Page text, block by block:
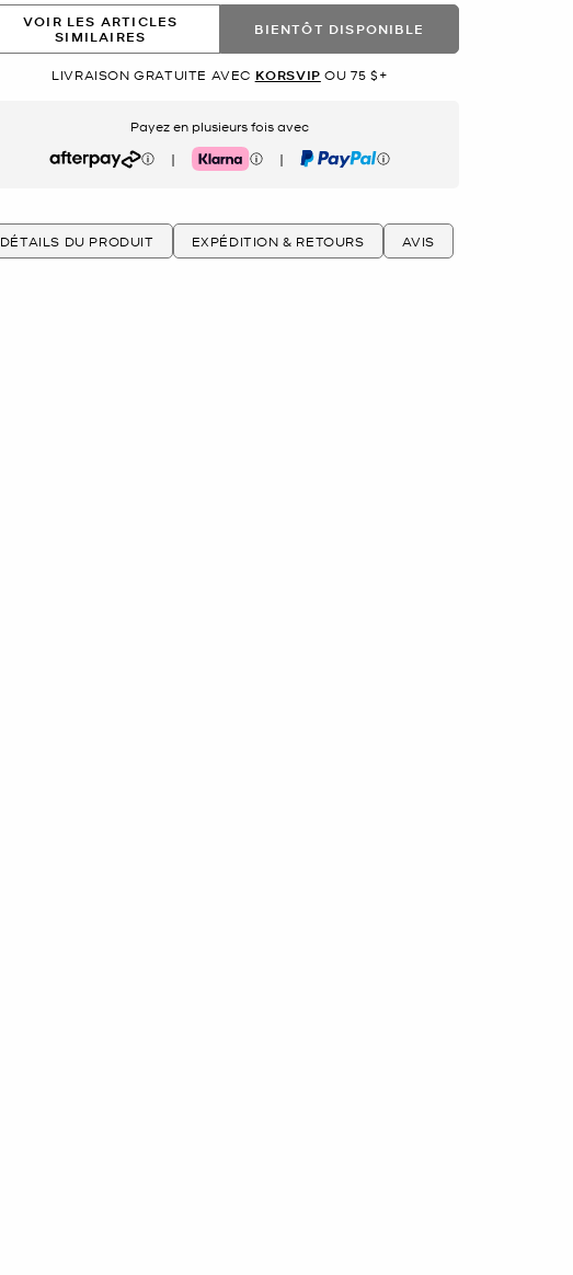
VOIR LES ARTICLES
SIMILAIRES
BIENTÔT DISPONIBLE
LIVRAISON GRATUITE AVEC KORSVIP OU 75 $+
Payez en plusieurs fois avec
Afterpay | Klarna | PayPal
DÉTAILS DU PRODUIT EXPÉDITION & RETOURS AVIS